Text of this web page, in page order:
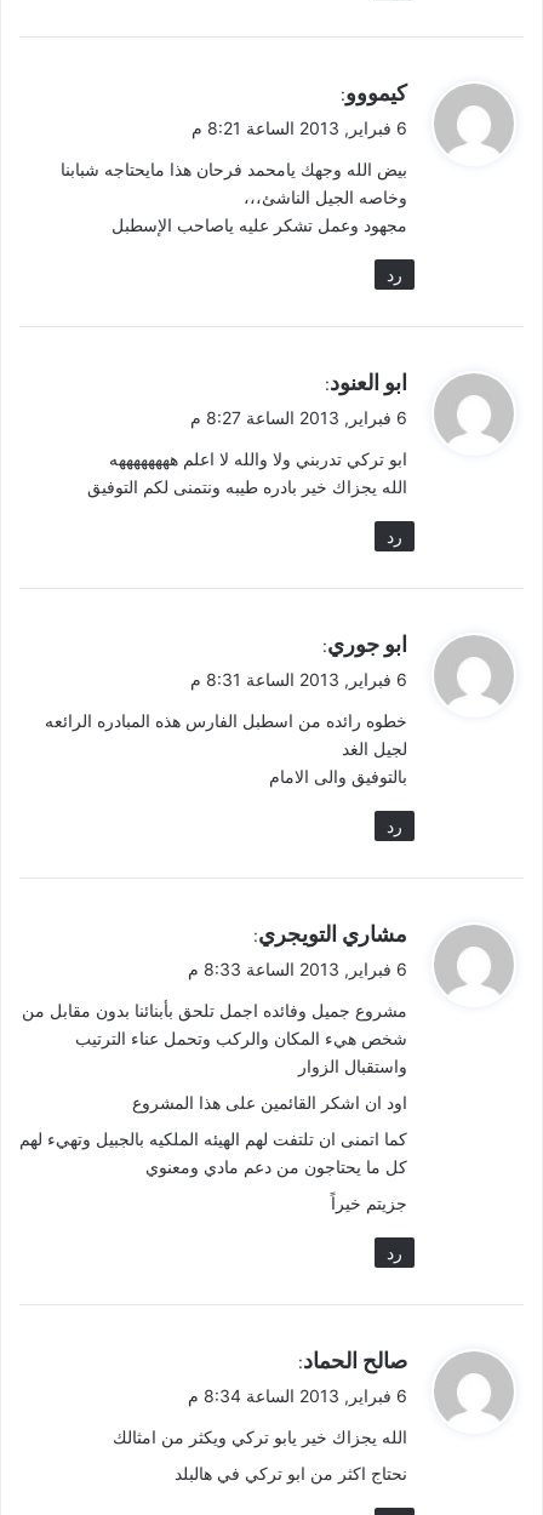
ي
ق
ل
كيمووو:
6 فبراير, 2013 الساعة 8:21 م
بيض الله وجهك يامحمد فرحان هذا مايحتاجه شبابنا
وخاصه الجيل الناشئ،،،
مجهود وعمل تشكر عليه ياصاحب الإسطبل
رد
ي
ق
ل
ابو العنود:
6 فبراير, 2013 الساعة 8:27 م
ابو تركي تدربني ولا والله لا اعلم ههههههههه
الله يجزاك خير بادره طيبه ونتمنى لكم التوفيق
رد
ي
ق
ل
ابو جوري:
6 فبراير, 2013 الساعة 8:31 م
خطوه رائده من اسطبل الفارس هذه المبادره الرائعه
لجيل الغد
بالتوفيق والى الامام
رد
ي
ق
ل
مشاري التويجري:
6 فبراير, 2013 الساعة 8:33 م
مشروع جميل وفائده اجمل تلحق بأبنائنا بدون مقابل من
شخص هيء المكان والركب وتحمل عناء الترتيب
واستقبال الزوار
اود ان اشكر القائمين على هذا المشروع
كما اتمنى ان تلتفت لهم الهيئه الملكيه بالجبيل وتهيء لهم
كل ما يحتاجون من دعم مادي ومعنوي
جزيتم خيراً
رد
ي
ق
ل
صالح الحماد:
6 فبراير, 2013 الساعة 8:34 م
الله يجزاك خير يابو تركي ويكثر من امثالك
نحتاج اكثر من ابو تركي في هالبلد